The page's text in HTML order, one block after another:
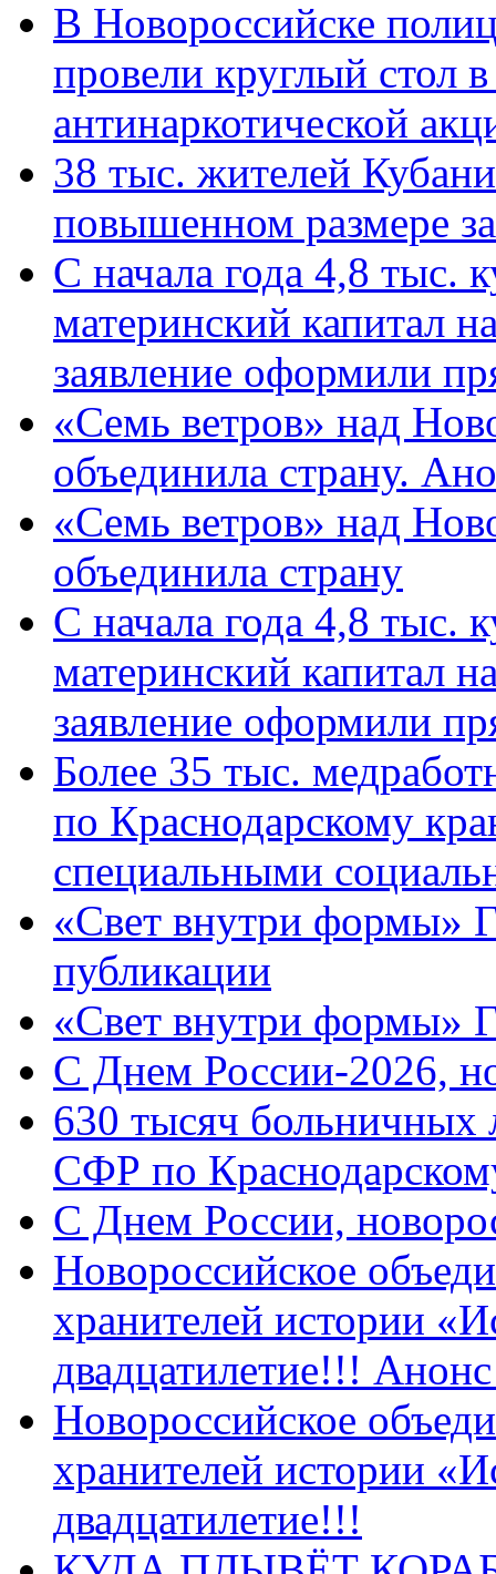
В Новороссийске
провели круглый стол
антинаркотической
38 тыс. жителей
повышенном размере
С начала года 4,8 тыс.
материнский капитал
заявление оформили
«Семь ветров» над
объединила страну.
«Семь ветров» над
объединила страну
С начала года 4,8 тыс.
материнский капитал
заявление оформили
Более 35 тыс.
по Краснодарскому
специальными
«Свет внутри формы»
публикации
«Свет внутри формы»
C Днем России-2026,
630 тысяч больничных
СФР по
C Днем России,
Новороссийское
хранителей истории
двадцатилетие!!!
Новороссийское
хранителей истории
двадцатилетие!!!